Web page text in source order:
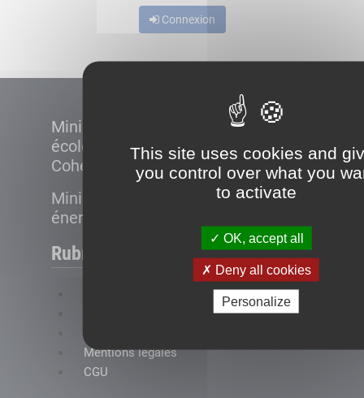
This site uses cookies and
you control over what you
to activate
OK, accept all
Deny all cookies
Personalize
Connexion
Ministère de la Transition
écologique et de la
Cohésion des territoires
Ministère de la Transition
énergétique
Rubriques
Mentions légales
CGU